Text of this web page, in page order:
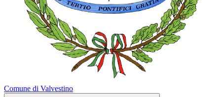
Comune di Valvestino